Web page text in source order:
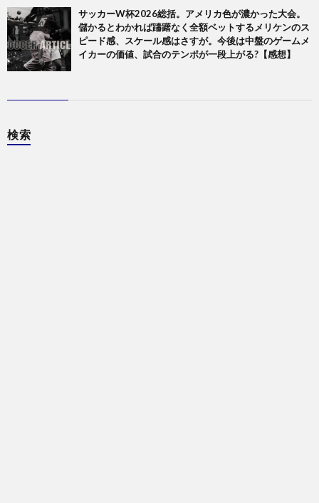
サッカーW杯2026総括。アメリカ色が濃かった大会。
儲かるとわかれば躊躇なく全額ベットするメリケンのス
ピード感、スケール感はさすが。今後は中盤のゲームメ
イカーの価値、試合のテンポが一段上がる?【感想】
検索